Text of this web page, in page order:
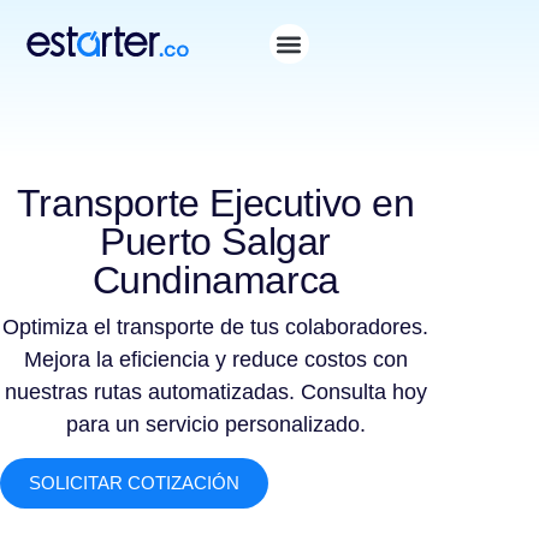
Transporte Ejecutivo en
Puerto Salgar
Cundinamarca
Optimiza el transporte de tus colaboradores.
Mejora la eficiencia y reduce costos con
nuestras rutas automatizadas. Consulta hoy
para un servicio personalizado.
SOLICITAR COTIZACIÓN